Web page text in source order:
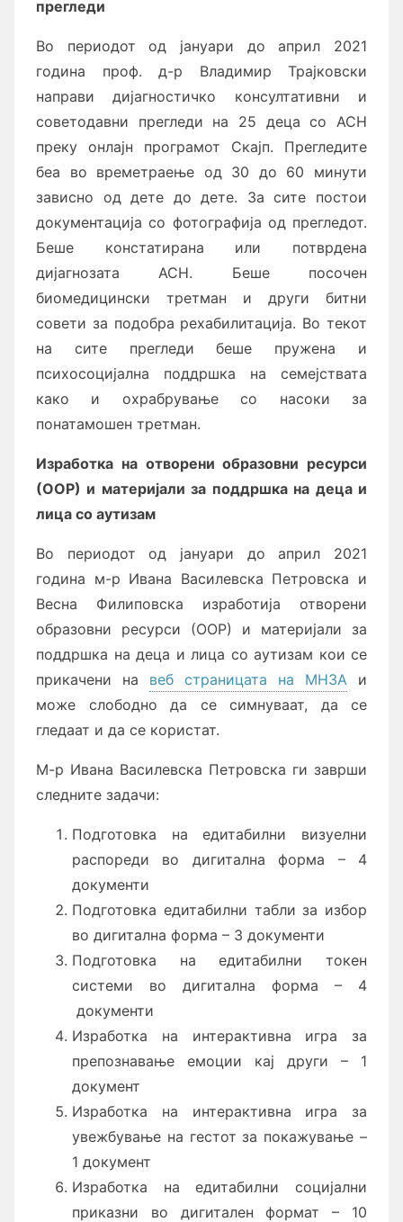
прегледи
Во периодот од јануари до април 2021
година проф. д-р Владимир Трајковски
направи дијагностичко консултативни и
советодавни прегледи на 25 деца со АСН
преку онлајн програмот Скајп. Прегледите
беа во времетраење од 30 до 60 минути
зависно од дете до дете. За сите постои
документација со фотографија од прегледот.
Беше констатирана или потврдена
дијагнозата АСН. Беше посочен
биомедицински третман и други битни
совети за подобра рехабилитација. Во текот
на сите прегледи беше пружена и
психосоцијална поддршка на семејствата
како и охрабрување со насоки за
понатамошен третман.
Изработка на отворени образовни ресурси
(ООР) и материјали за поддршка на деца и
лица со аутизам
Во периодот од јануари до април 2021
година м-р Ивана Василевска Петровска и
Весна Филиповска изработија отворени
образовни ресурси (ООР) и материјали за
поддршка на деца и лица со аутизам кои се
прикачени на веб страницата на МНЗА и
може слободно да се симнуваат, да се
гледаат и да се користат.
М-р Ивана Василевска Петровска ги заврши
следните задачи:
Подготовка на едитабилни визуелни
распореди во дигитална форма – 4
документи
Подготовка едитабилни табли за избор
во дигитална форма – 3 документи
Подготовка на едитабилни токен
системи во дигитална форма – 4
документи
Изработка на интерактивна игра за
препознавање емоции кај други – 1
документ
Изработка на интерактивна игра за
увежбување на гестот за покажување –
1 документ
Изработка на едитабилни социјални
приказни во дигитален формат – 10